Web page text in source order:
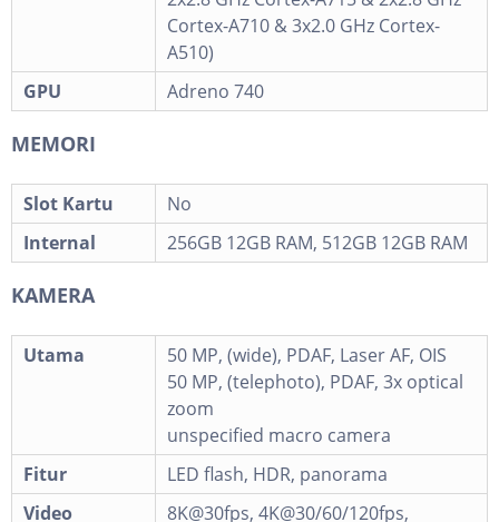
Cortex-A710 & 3x2.0 GHz Cortex-
A510)
GPU
Adreno 740
MEMORI
Slot Kartu
No
Internal
256GB 12GB RAM, 512GB 12GB RAM
KAMERA
Utama
50 MP, (wide), PDAF, Laser AF, OIS
50 MP, (telephoto), PDAF, 3x optical
zoom
unspecified macro camera
Fitur
LED flash, HDR, panorama
Video
8K@30fps, 4K@30/60/120fps,